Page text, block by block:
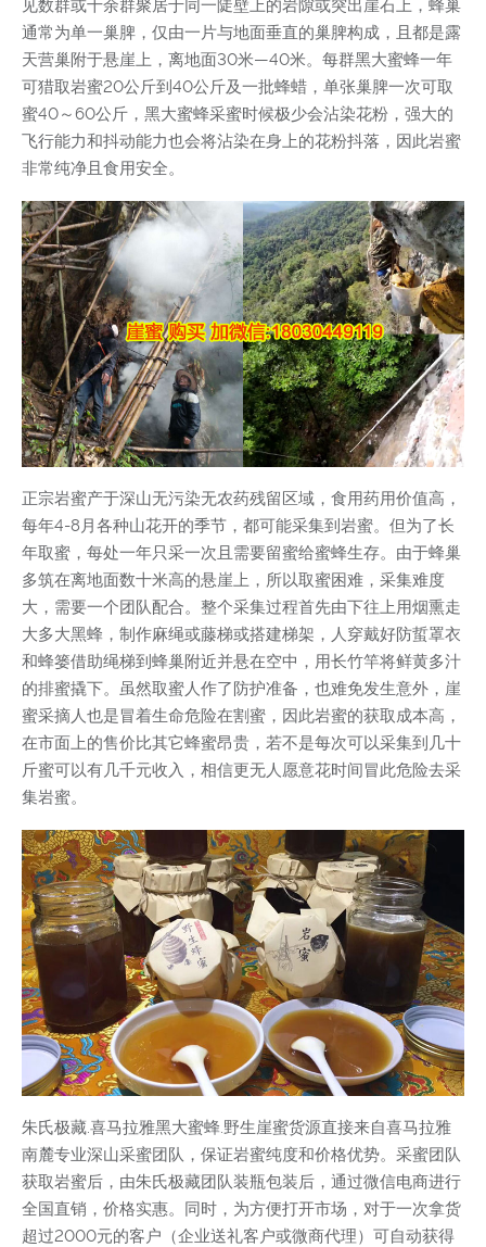
见数群或十余群聚居于同一陡壁上的岩隙或突出崖石上，蜂巢
通常为单一巢脾，仅由一片与地面垂直的巢脾构成，且都是露
天营巢附于悬崖上，离地面30米—40米。每群黑大蜜蜂一年
可猎取岩蜜20公斤到40公斤及一批蜂蜡，单张巢脾一次可取
蜜40～60公斤，黑大蜜蜂采蜜时候极少会沾染花粉，强大的
飞行能力和抖动能力也会将沾染在身上的花粉抖落，因此岩蜜
非常纯净且食用安全。
正宗岩蜜产于深山无污染无农药残留区域，食用药用价值高，
每年4-8月各种山花开的季节，都可能采集到岩蜜。但为了长
年取蜜，每处一年只采一次且需要留蜜给蜜蜂生存。由于蜂巢
多筑在离地面数十米高的悬崖上，所以取蜜困难，采集难度
大，需要一个团队配合。整个采集过程首先由下往上用烟熏走
大多大黑蜂，制作麻绳或藤梯或搭建梯架，人穿戴好防蜇罩衣
和蜂篓借助绳梯到蜂巢附近并悬在空中，用长竹竿将鲜黄多汁
的排蜜撬下。虽然取蜜人作了防护准备，也难免发生意外，崖
蜜采摘人也是冒着生命危险在割蜜，因此岩蜜的获取成本高，
在市面上的售价比其它蜂蜜昂贵，若不是每次可以采集到几十
斤蜜可以有几千元收入，相信更无人愿意花时间冒此危险去采
集岩蜜。
朱氏极藏.喜马拉雅黑大蜜蜂.野生崖蜜货源直接来自喜马拉雅
南麓专业深山采蜜团队，保证岩蜜纯度和价格优势。采蜜团队
获取岩蜜后，由朱氏极藏团队装瓶包装后，通过微信电商进行
全国直销，价格实惠。同时，为方便打开市场，对于一次拿货
超过2000元的客户（企业送礼客户或微商代理）可自动获得